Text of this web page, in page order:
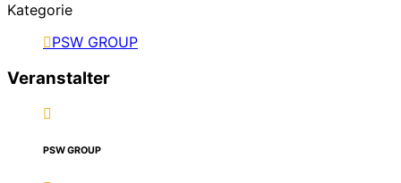
Kategorie
PSW GROUP
Veranstalter
PSW GROUP